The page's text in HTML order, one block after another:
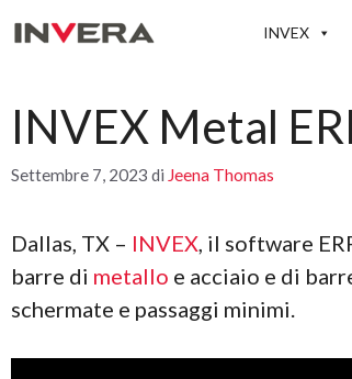
INVEX
INVEX Metal
Settembre 7, 2023 di Jeena Thomas
Dallas, TX – INVEX , il software
barre di metallo e acciaio e di
schermate e passaggi minimi.